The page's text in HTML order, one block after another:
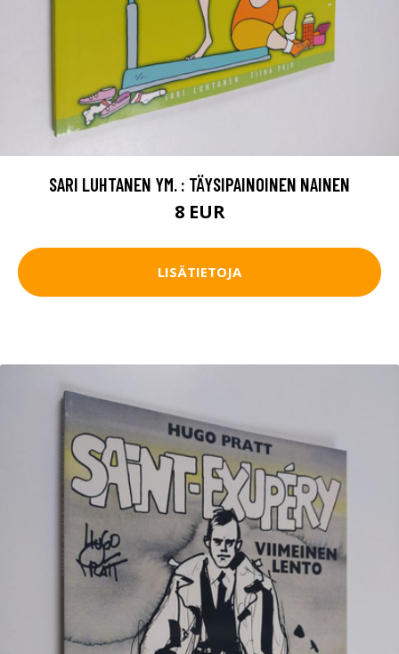
SARI LUHTANEN YM. : TÄYSIPAINOINEN NAINEN
8 EUR
LISÄTIETOJA